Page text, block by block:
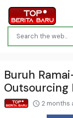
Buruh
Outsourcing
2 months